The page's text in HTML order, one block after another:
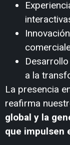
a la
La presencia
reafirma
global y la
que impulsen